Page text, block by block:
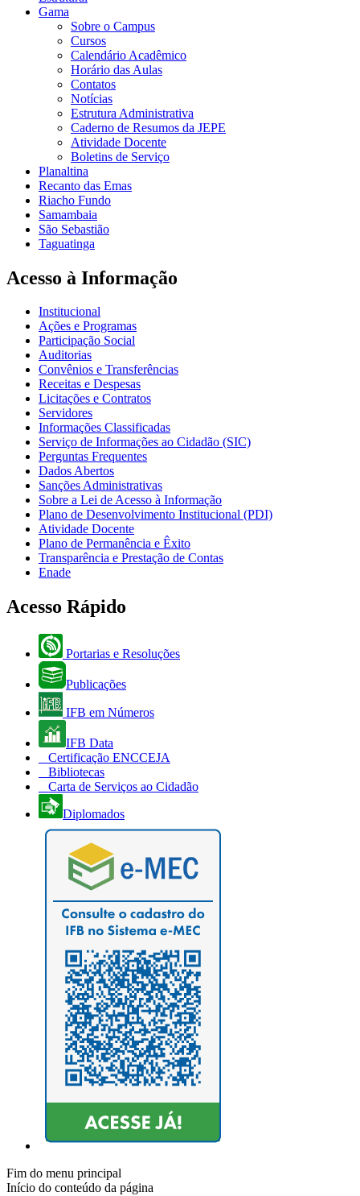
Gama
Sobre o Campus
Cursos
Calendário Acadêmico
Horário das Aulas
Contatos
Notícias
Estrutura Administrativa
Caderno de Resumos da JEPE
Atividade Docente
Boletins de Serviço
Planaltina
Recanto das Emas
Riacho Fundo
Samambaia
São Sebastião
Taguatinga
Acesso à Informação
Institucional
Ações e Programas
Participação Social
Auditorias
Convênios e Transferências
Receitas e Despesas
Licitações e Contratos
Servidores
Informações Classificadas
Serviço de Informações ao Cidadão (SIC)
Perguntas Frequentes
Dados Abertos
Sanções Administrativas
Sobre a Lei de Acesso à Informação
Plano de Desenvolvimento Institucional (PDI)
Atividade Docente
Plano de Permanência e Êxito
Transparência e Prestação de Contas
Enade
Acesso Rápido
Portarias e Resoluções
Publicações
IFB em Números
IFB Data
Certificação ENCCEJA
Bibliotecas
Carta de Serviços ao Cidadão
Diplomados
Fim do menu principal
Início do conteúdo da página